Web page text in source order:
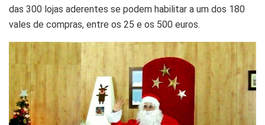
das 300 lojas aderentes se podem habilitar a um dos 180
vales de compras, entre os 25 e os 500 euros.